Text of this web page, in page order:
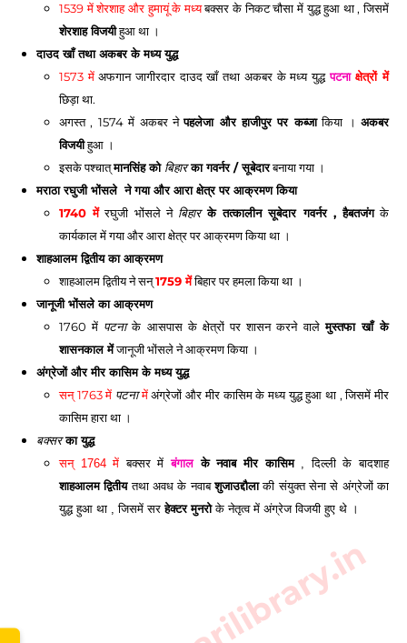
1539 में शेरशाह और हुमायूं के मध्य
शेरशाह विजयी हुआ था ।
दाउद खाँ तथा अकबर के मध्य युद्ध
1573 में अफगान जागीरदार दाउद खाँ तथा अकबर के मध्य युद्ध पटना क्षेत्रों में
छिड़ा था.
अगस्त , 1574 में अकबर ने पहलेजा और हाजीपुर पर कब्जा किया । अकबर
विजयी हुआ ।
इसके पश्चात् मानसिंह को बिहार का गवर्नर / सूबेदार बनाया गया ।
मराठा रघुजी भोंसले  ने गया और आरा क्षेत्र पर आक्रमण किया
1740 में रघुजी भोंसले ने बिहार के तत्कालीन सूबेदार गवर्नर , हैबतजंग के
कार्यकाल में गया और आरा क्षेत्र पर आक्रमण किया था ।
शाहआलम द्वितीय का आक्रमण
शाहआलम द्वितीय ने सन् 1759 में बिहार पर हमला किया था ।
जानूजी भोंसले का आक्रमण
1760 में पटना के आसपास के क्षेत्रों पर शासन करने वाले मुस्तफा खाँ के
शासनकाल में जानूजी भोंसले ने आक्रमण किया ।
अंग्रेजों और मीर कासिम के मध्य युद्ध
सन् 1763 में पटना में अंग्रेजों और मीर कासिम के मध्य युद्ध हुआ था , जिसमें मीर
कासिम हारा था ।
बक्सर का युद्ध
सन् 1764 में बक्सर में बंगाल के नवाब मीर कासिम
, दिल्ली के बादशाह
शाहआलम द्वितीय तथा अवध के नवाब शुजाउद्दौला की संयुक्त सेना से अंग्रेजों का
युद्ध हुआ था , जिसमें सर हेक्टर मुनरो के नेतृत्व में अंग्रेज विजयी हुए थे ।